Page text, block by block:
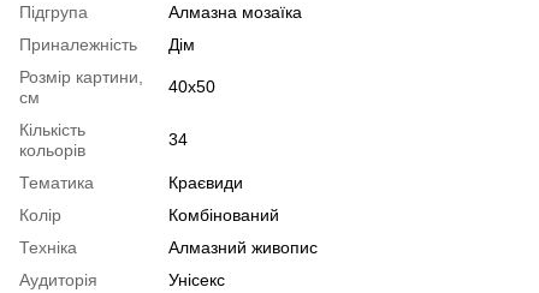
Підгрупа
Алмазна мозаїка
Приналежність
Дім
Розмір картини,
см
40x50
Кількість
кольорів
34
Тематика
Краєвиди
Колір
Комбінований
Техніка
Алмазний живопис
Аудиторія
Унісекс